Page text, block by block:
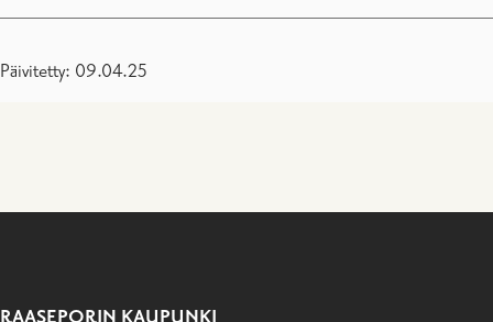
Päivitetty: 09.04.25